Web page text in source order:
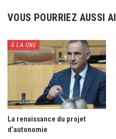
VOUS POURRIEZ AUSSI
À LA UNE
La renaissance du projet
d’autonomie